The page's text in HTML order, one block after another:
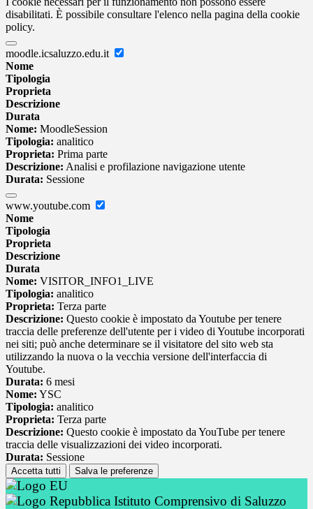
disabilitati. È possibile consultare l'elenco nella pagina della cookie
policy.
moodle.icsaluzzo.edu.it
Nome
Tipologia
Proprieta
Descrizione
Durata
Nome: MoodleSession
Tipologia: analitico
Proprieta: Prima parte
Descrizione: Analisi e profilazione navigazione utente
Durata: Sessione
www.youtube.com
Nome
Tipologia
Proprieta
Descrizione
Durata
Nome: VISITOR_INFO1_LIVE
Tipologia: analitico
Proprieta: Terza parte
Descrizione: Questo cookie è impostato da Youtube per tenere
traccia delle preferenze dell'utente per i video di Youtube incorporati
nei siti; può anche determinare se il visitatore del sito web sta
utilizzando la nuova o la vecchia versione dell'interfaccia di
Youtube.
Durata: 6 mesi
Nome: YSC
Tipologia: analitico
Proprieta: Terza parte
Descrizione: Questo cookie è impostato da YouTube per tenere
traccia delle visualizzazioni dei video incorporati.
Durata: Sessione
Accetta tutti Salva le preferenze
Istituto Comprensivo di Saluzzo